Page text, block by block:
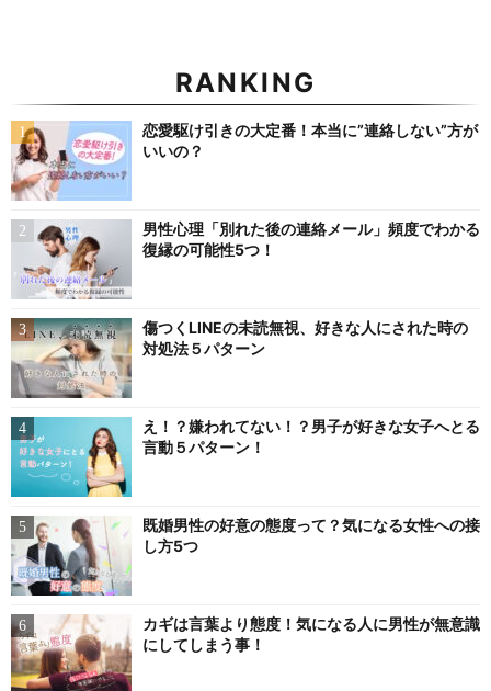
RANKING
恋愛駆け引きの大定番！本当に”連絡しない”方が
いいの？
男性心理「別れた後の連絡メール」頻度でわかる
復縁の可能性5つ！
傷つくLINEの未読無視、好きな人にされた時の
対処法５パターン
え！？嫌われてない！？男子が好きな女子へとる
言動５パターン！
既婚男性の好意の態度って？気になる女性への接
し方5つ
カギは言葉より態度！気になる人に男性が無意識
にしてしまう事！